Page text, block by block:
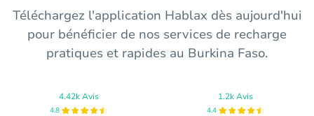
Téléchargez l'application Hablax dès aujourd'hui
pour bénéficier de nos services de recharge
pratiques et rapides au Burkina Faso.
4.42k Avis
4.8
1.2k Avis
4.4